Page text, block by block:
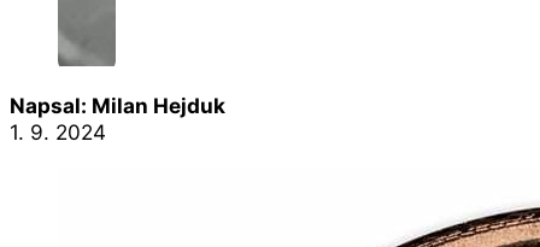
Napsal: Milan Hejduk
1. 9. 2024